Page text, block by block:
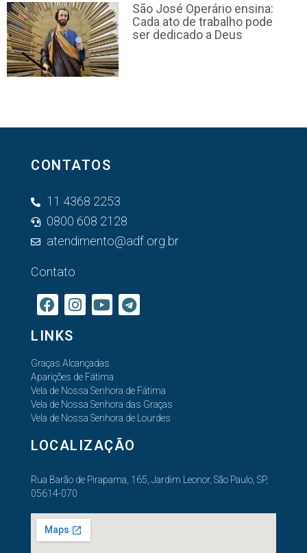
São José Operário ensina:
Cada ato de trabalho pode
ser dedicado a Deus
CONTATOS
11 4368 2253
0800 608 2128
atendimento@adf.org.br
Contato
LINKS
Graças Alcançadas
Aparições de Fátima
Vela de Nossa Senhora de Fátima
Vela de Nossa Senhora das Graças
Vela de Nossa Senhora de Lourdes
LOCALIZAÇÃO
Rua Barão de Pirapama, 165, Jardim Leonor, São Paulo, SP,
05614-070